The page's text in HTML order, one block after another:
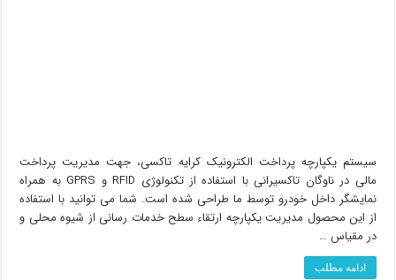
سیستم یکپارچه پرداخت الکترونیک کرایه تاکسی، جهت مدیریت پرداخت
مالی در ناوگان تاکسیرانی با استفاده از تکنولوژی RFID و GPRS به همراه
نمایشگر داخل خودرو توسط ما طراحی شده است. شما می توانید با استفاده
از این محصول مدیریت یکپارچه ارتقاء سطح خدمات رسانی از شیوه محلی و
در مقیاس …
ادامه مطلب